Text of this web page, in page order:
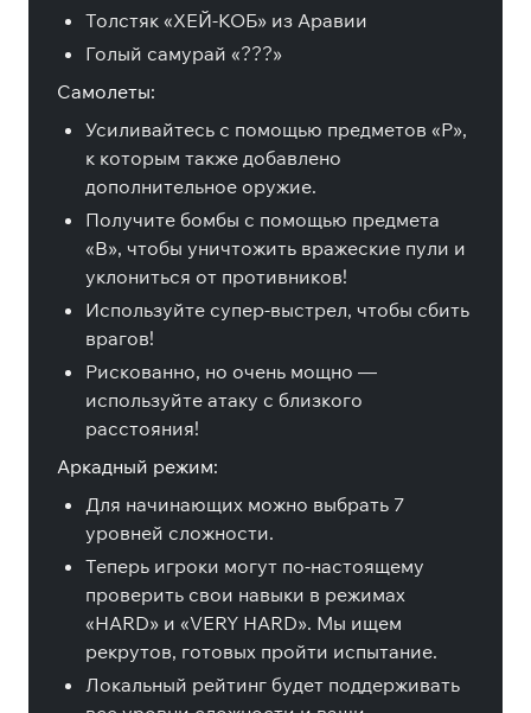
Толстяк «ХЕЙ-КОБ» из Аравии
Голый самурай «???»
Самолеты:
Усиливайтесь с помощью предметов «P»,
к которым также добавлено
дополнительное оружие.
Получите бомбы с помощью предмета
«B», чтобы уничтожить вражеские пули и
уклониться от противников!
Используйте супер-выстрел, чтобы сбить
врагов!
Рискованно, но очень мощно —
используйте атаку с близкого
расстояния!
Аркадный режим:
Для начинающих можно выбрать 7
уровней сложности.
Теперь игроки могут по-настоящему
проверить свои навыки в режимах
«HARD» и «VERY HARD». Мы ищем
рекрутов, готовых пройти испытание.
Локальный рейтинг будет поддерживать